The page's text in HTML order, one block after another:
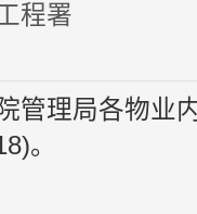
程署
管理局各物业
。